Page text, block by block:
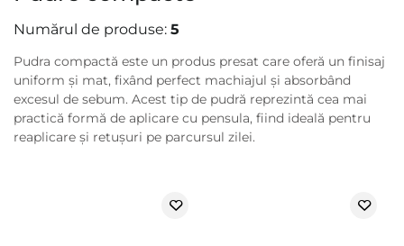
Numărul de produse: 5
Pudra compactă este un produs presat care oferă un finisaj
uniform și mat, fixând perfect machiajul și absorbând
excesul de sebum. Acest tip de pudră reprezintă cea mai
practică formă de aplicare cu pensula, fiind ideală pentru
reaplicare și retușuri pe parcursul zilei.